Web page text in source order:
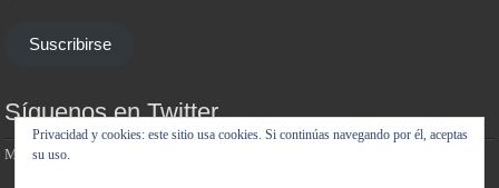
Suscribirse
Síguenos en Twitter
Mis tuits
Privacidad y cookies: este sitio usa cookies. Si continúas navegando por él, aceptas
su uso.